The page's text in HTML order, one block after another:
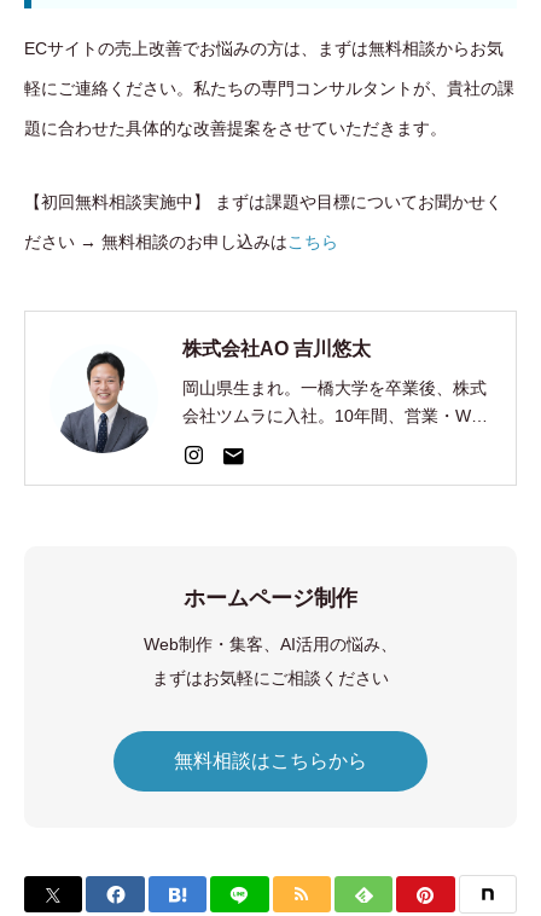
ECサイトの売上改善でお悩みの方は、まずは無料相談からお気
軽にご連絡ください。私たちの専門コンサルタントが、貴社の課
題に合わせた具体的な改善提案をさせていただきます。
【初回無料相談実施中】 まずは課題や目標についてお聞かせく
ださい → 無料相談のお申し込みはこちら
株式会社AO 吉川悠太
岡山県生まれ。一橋大学を卒業後、株式
会社ツムラに入社。10年間、営業・Web
集客・AI開発を経験。2024年、EC制
作・集客の株式会社AOを創業。
ホームページ制作
Web制作・集客、AI活用の悩み、
まずはお気軽にご相談ください
無料相談はこちらから